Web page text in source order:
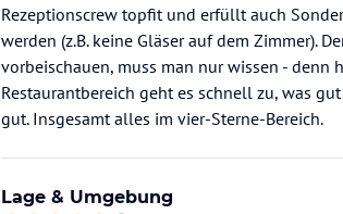
Rezeptionscrew topfit und erfüllt auch
werden (z.B. keine Gläser auf dem Zimmer).
vorbeischauen, muss man nur wissen - denn
Restaurantbereich geht es schnell zu, was
gut. Insgesamt alles im vier-Sterne-Bereich.
Lage & Umgebung